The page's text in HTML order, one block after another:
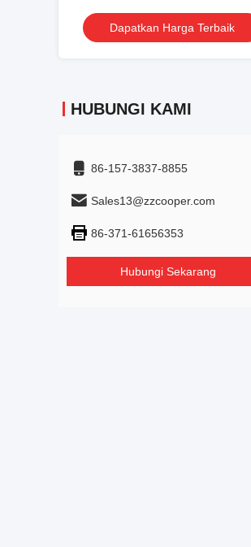
Depan 53 kursi Jendela Silding Dua
Pintu
Dapatkan Harga Terbaik
HUBUNGI KAMI
86-157-3837-8855
Sales13@zzcooper.com
86-371-61656353
Hubungi Sekarang